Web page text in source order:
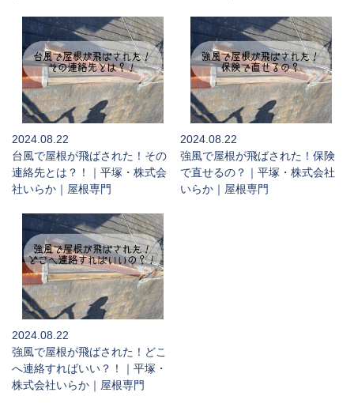
2024.08.22
台風で屋根が飛ばされた！その
連絡先とは？！｜平塚・株式会
社いらか｜屋根専門
2024.08.22
強風で屋根が飛ばされた！保険
で直せるの？｜平塚・株式会社
いらか｜屋根専門
2024.08.22
強風で屋根が飛ばされた！どこ
へ連絡すればいい？！｜平塚・
株式会社いらか｜屋根専門